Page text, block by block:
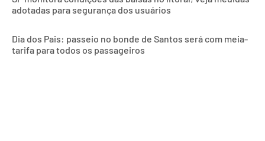
adotadas para segurança dos usuários
Dia dos Pais: passeio no bonde de Santos será com meia-
tarifa para todos os passageiros